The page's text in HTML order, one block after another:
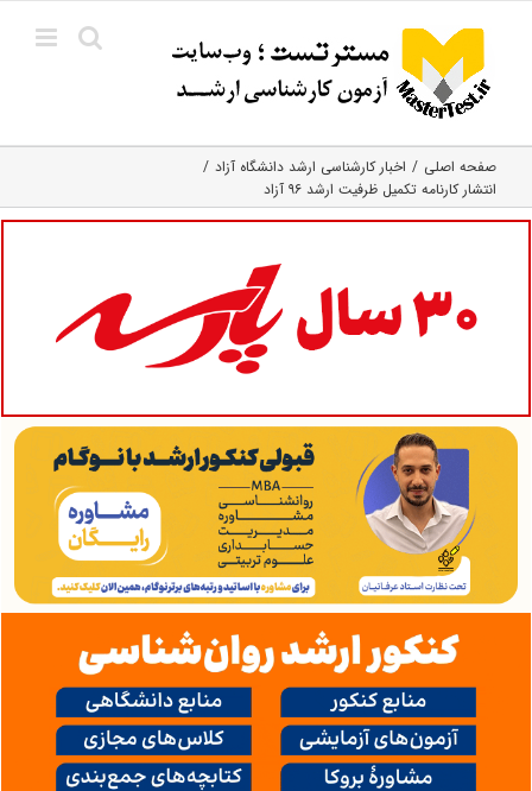
content
صفحه اصلی
اخبار کارشناسی ارشد دانشگاه آزاد
انتشار کارنامه تکمیل ظرفیت ارشد ۹۶ آزاد